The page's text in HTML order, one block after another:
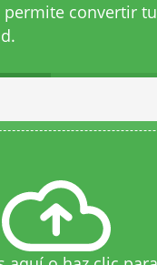
convertir